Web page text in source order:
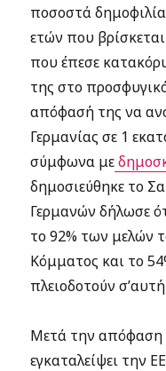
ποσοστά
ετών που
που έπεσε
της στο
απόφασή της να
Γερμανίας σε 1
σύμφωνα με
δημοσιεύθηκε το
Γερμανών δήλωσε
το 92% των μελών
Κόμματος και το
πλειοδοτούν
Μετά την απόφαση
εγκαταλείψει την